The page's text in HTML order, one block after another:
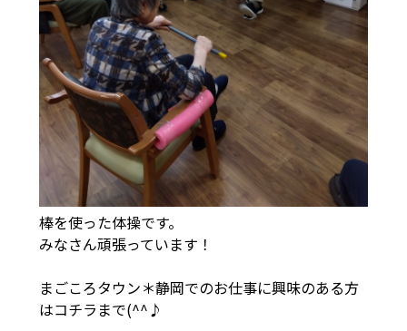
棒を使った体操です。
みなさん頑張っています！
まごころタウン＊静岡でのお仕事に興味のある方
はコチラ まで(^^♪